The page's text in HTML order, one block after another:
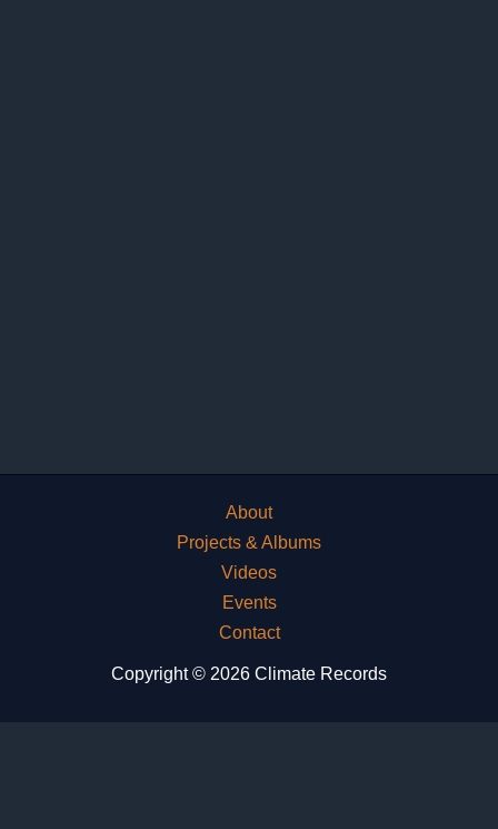
About
Projects & Albums
Videos
Events
Contact
Copyright © 2026 Climate Records